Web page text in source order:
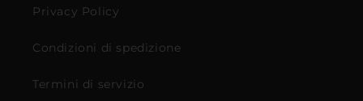
Privacy Policy
Condizioni di spedizione
Termini di servizio